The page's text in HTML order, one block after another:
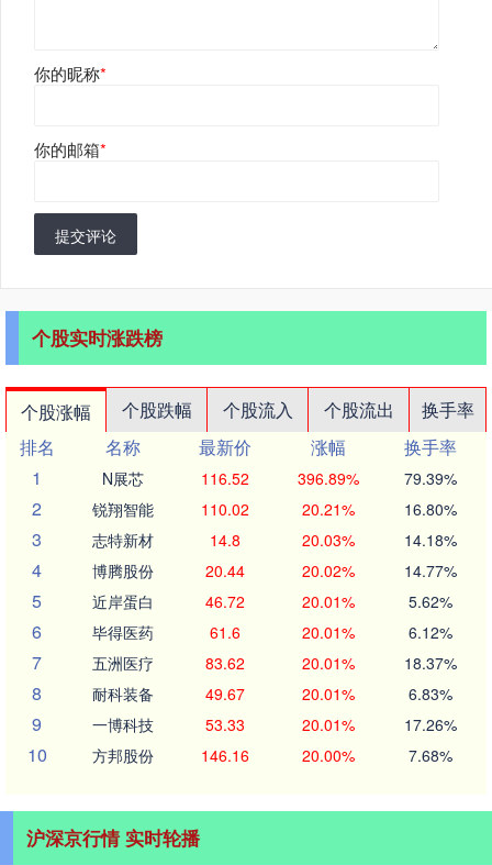
你的昵称*
你的邮箱*
提交评论
个股实时涨跌榜
个股涨幅 个股跌幅 个股流入 个股流出
换手率
排名
名称 最新价 涨幅
换手率
1
N展芯 116.52 396.89% 79.39%
2 锐翔智能 110.02 20.21% 16.80%
3 志特新材 14.8 20.03% 14.18%
4 博腾股份 20.44 20.02% 14.77%
5 近岸蛋白 46.72 20.01% 5.62%
6 毕得医药 61.6 20.01% 6.12%
7 五洲医疗 83.62 20.01% 18.37%
8 耐科装备 49.67 20.01% 6.83%
9 一博科技 53.33 20.01% 17.26%
10 方邦股份 146.16 20.00% 7.68%
沪深京行情 实时轮播